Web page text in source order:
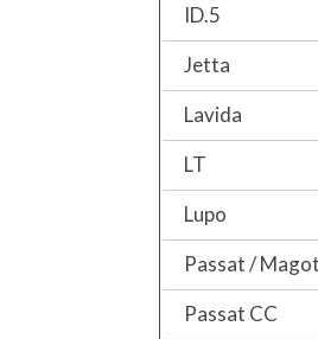
ID.5
Jetta
Lavida
LT
Lupo
Passat /
Passat CC